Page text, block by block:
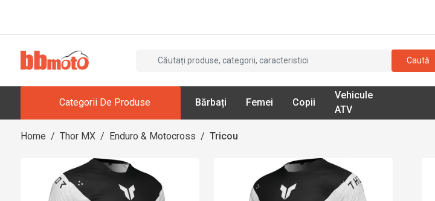
Caută
Categorii De Produse Bărbați Femei Copii
Vehicule
ATV
Home / Thor MX / Enduro & Motocross / Tricou